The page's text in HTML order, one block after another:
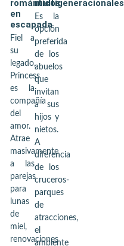
románticos
en
escapada
Fiel a
su
legado,
Princess
es la
compañía
del
amor.
Atrae
masivamente
a las
parejas
para
lunas
de
miel,
renovaciones
multigeneracionales
Es la
opción
preferida
de los
abuelos
que
invitan
a sus
hijos y
nietos.
A
diferencia
de los
cruceros-
parques
de
atracciones,
el
ambiente